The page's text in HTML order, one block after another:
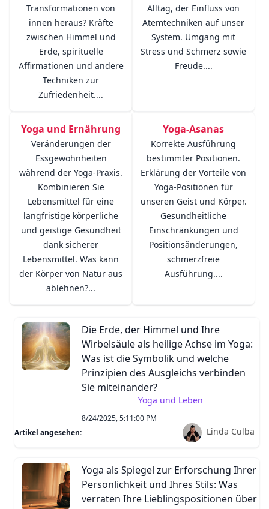
Transformationen von
innen heraus? Kräfte
zwischen Himmel und
Erde, spirituelle
Affirmationen und andere
Techniken zur
Zufriedenheit....
Alltag, der Einfluss von
Atemtechniken auf unser
System. Umgang mit
Stress und Schmerz sowie
Freude....
Yoga und Ernährung
Veränderungen der
Essgewohnheiten
während der Yoga-Praxis.
Kombinieren Sie
Lebensmittel für eine
langfristige körperliche
und geistige Gesundheit
dank sicherer
Lebensmittel. Was kann
der Körper von Natur aus
ablehnen?...
Yoga-Asanas
Korrekte Ausführung
bestimmter Positionen.
Erklärung der Vorteile von
Yoga-Positionen für
unseren Geist und Körper.
Gesundheitliche
Einschränkungen und
Positionsänderungen,
schmerzfreie
Ausführung....
Die Erde, der Himmel und Ihre
Wirbelsäule als heilige Achse im Yoga:
Was ist die Symbolik und welche
Prinzipien des Ausgleichs verbinden
Sie miteinander?
Yoga und Leben
8/24/2025, 5:11:00 PM
Artikel angesehen:
Linda Culba
Yoga als Spiegel zur Erforschung Ihrer
Persönlichkeit und Ihres Stils: Was
verraten Ihre Lieblingspositionen über